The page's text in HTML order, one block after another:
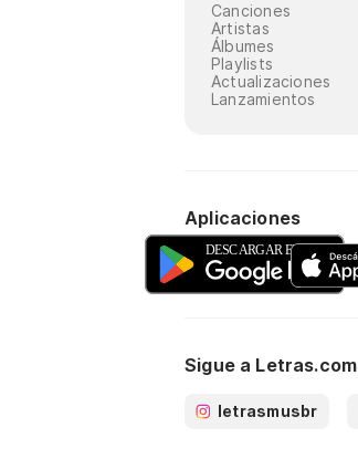
Canciones
Artistas
Álbumes
Playlists
Actualizaciones
Lanzamientos
Aplicaciones
Sigue a Letras.com
letrasmusbr